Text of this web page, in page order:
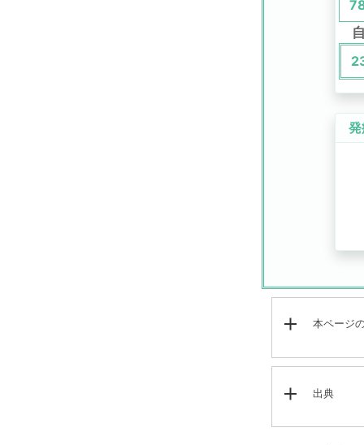
本ページ
出典